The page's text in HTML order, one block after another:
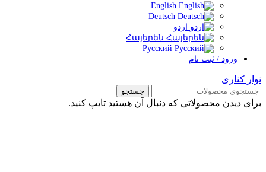
English
Deutsch
اردو
Հայերեն
Русский
ورود / ثبت نام
کناری
جستجو
دیدن محصولاتی که دنبال آن هستید تایپ کنید.